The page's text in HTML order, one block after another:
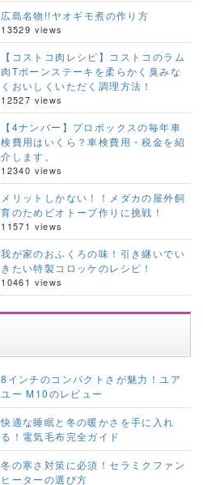
広島名物!!ヤオギモ煮の作り方
13529 views
【コストコ肉レシピ】コストコのラム
肉Tボーンステーキを柔らかく臭みな
くおいしくいただく調理方法！
12527 views
【4ナンバー】プロボックスの毎年車
検費用はいくら？車検費用・税金を紹
介します。
12340 views
メリットしかない！！メダカの屋外飼
育のためビオトープ作りに挑戦！
11571 views
我が家のおふくろの味！引き継いでい
きたい特製コロッケのレシピ！
10461 views
8インチのコンパクトさが魅力！ユア
ユー M10のレビュー
快適な睡眠と冬の暖かさを手に入れ
る！電気毛布完全ガイド
冬の寒さ対策に必須！セラミクファン
ヒーターの選び方